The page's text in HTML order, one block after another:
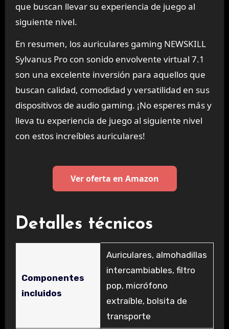
que buscan llevar su experiencia de juego al
siguiente nivel.
En resumen, los auriculares gaming NEWSKILL
Sylvanus Pro con sonido envolvente virtual 7.1
son una excelente inversión para aquellos que
buscan calidad, comodidad y versatilidad en sus
dispositivos de audio gaming. ¡No esperes más y
lleva tu experiencia de juego al siguiente nivel
con estos increíbles auriculares!
Ver oferta en Amazon
Detalles técnicos
Componentes
incluidos
‎Auriculares, almohadillas
intercambiables, filtro
pop, micrófono
extraíble, bolsita de
transporte